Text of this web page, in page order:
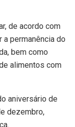
de acordo com
permanência do
bem como
alimentos com
aniversário de
dezembro,